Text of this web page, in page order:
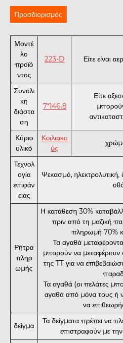
Προσδιορισμός
Μοντέ
λο
προϊό
ντος
223-D Είτε είναι
Συνολι
κή
διάστα
ση
7*146.8
Είτε
Κύριο
υλικό
Κοιλιακο
ύς
Τεχνολ
ογία
επιφάν
ειας
Ψεκασμό,
Ρήτρα
πληρ
ωμής
Η κατάθεση 30%
πριν από τη μαζική
πληρωμή 70%
Τα αγαθά
μπορούν να
της TT για να
Τα αγαθά (οι πελάτες
αγαθά από μόνα τους ή
να
δείγμα
Τα δείγματα πρέπει να
επιστραφούν με